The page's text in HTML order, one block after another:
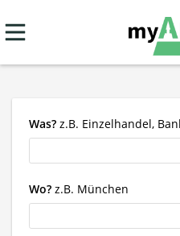
Was? z.B. Einzelhandel,
Wo? z.B. München